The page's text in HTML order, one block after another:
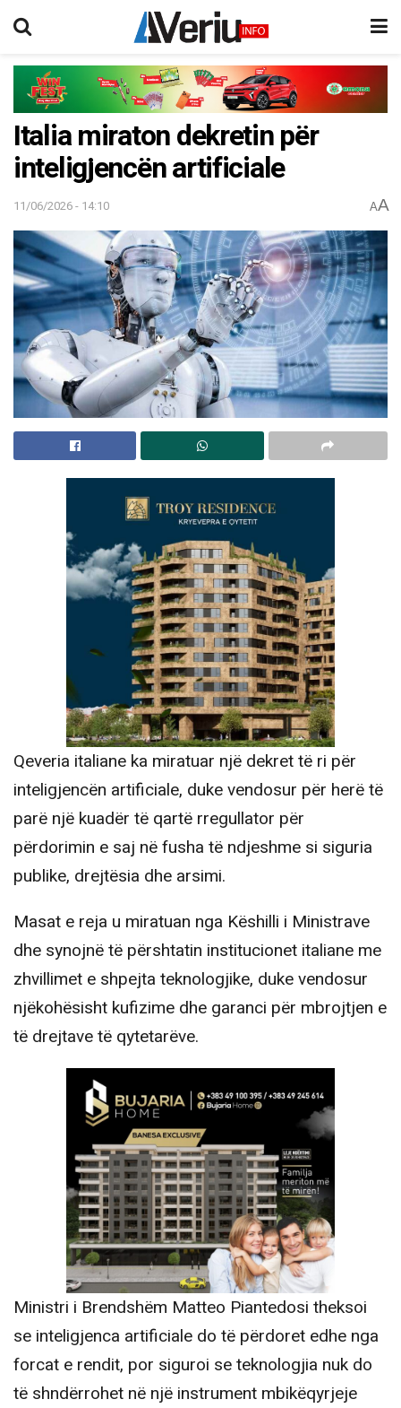
Italia miraton dekretin për
inteligjencën artificiale
11/06/2026 - 14:10 AA
Qeveria italiane ka miratuar një dekret të ri për
inteligjencën artificiale, duke vendosur për herë të
parë një kuadër të qartë rregullator për
përdorimin e saj në fusha të ndjeshme si siguria
publike, drejtësia dhe arsimi.
Masat e reja u miratuan nga Këshilli i Ministrave
dhe synojnë të përshtatin institucionet italiane me
zhvillimet e shpejta teknologjike, duke vendosur
njëkohësisht kufizime dhe garanci për mbrojtjen e
të drejtave të qytetarëve.
Ministri i Brendshëm Matteo Piantedosi theksoi
se inteligjenca artificiale do të përdoret edhe nga
forcat e rendit, por siguroi se teknologjia nuk do
të shndërrohet në një instrument mbikëqyrjeje